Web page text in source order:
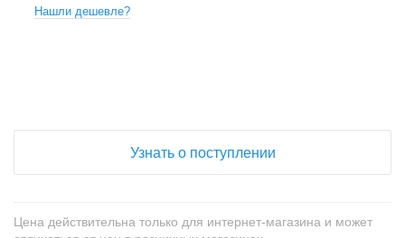
Нашли дешевле?
Узнать о поступлении
Цена действительна только для интернет-магазина и может